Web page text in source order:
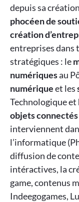
depuis sa
phocéen de
création
entreprises dans
stratégiques : le
numériquesau
numériqueet les
Technologique et
objets connectés
interviennent
l’informatique
diffusion de
intéractives, la
game, contenus
Indeegogames,